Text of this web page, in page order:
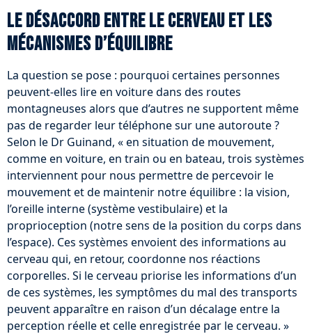
Le désaccord entre le cerveau et les
mécanismes d’équilibre
La question se pose : pourquoi certaines personnes
peuvent-elles lire en voiture dans des routes
montagneuses alors que d’autres ne supportent même
pas de regarder leur téléphone sur une autoroute ?
Selon le Dr Guinand, « en situation de mouvement,
comme en voiture, en train ou en bateau, trois systèmes
interviennent pour nous permettre de percevoir le
mouvement et de maintenir notre équilibre : la vision,
l’oreille interne (système vestibulaire) et la
proprioception (notre sens de la position du corps dans
l’espace). Ces systèmes envoient des informations au
cerveau qui, en retour, coordonne nos réactions
corporelles. Si le cerveau priorise les informations d’un
de ces systèmes, les symptômes du mal des transports
peuvent apparaître en raison d’un décalage entre la
perception réelle et celle enregistrée par le cerveau. »